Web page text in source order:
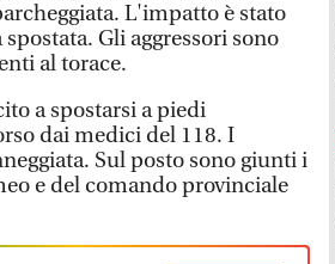
L'impatto è stato
Gli aggressori sono
al torace.
a spostarsi a piedi
dai medici del 118. I
Sul posto sono giunti i
e del comando provinciale